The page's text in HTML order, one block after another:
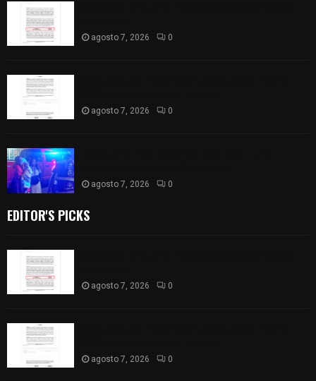
agosto 7, 2026 0
agosto 7, 2026 0
agosto 7, 2026 0
EDITOR'S PICKS
agosto 7, 2026 0
agosto 7, 2026 0